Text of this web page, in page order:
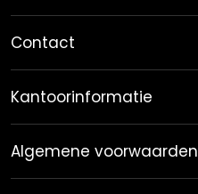
Contact
Kantoorinformatie
Algemene voorwaarden